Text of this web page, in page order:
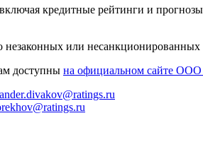
кредитные рейтинги и
или
доступны на официальном сайте